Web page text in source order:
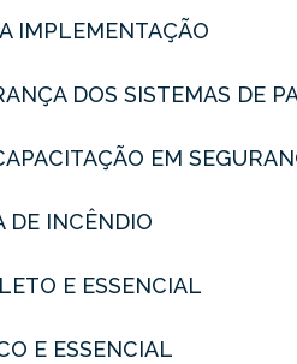
IMPLEMENTAÇÃO
DOS SISTEMAS DE
EM
DE INCÊNDIO
E ESSENCIAL
E ESSENCIAL